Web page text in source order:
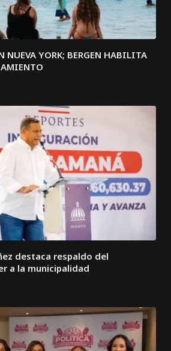
NUEVA YORK; BERGEN HABILITA
destaca respaldo del
a la municipalidad